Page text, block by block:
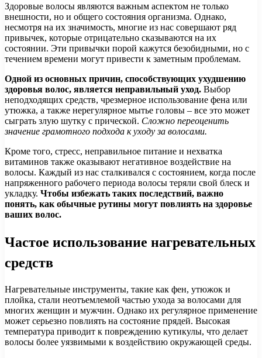
Здоровые волосы являются важным аспектом не только
внешности, но и общего состояния организма. Однако,
несмотря на их значимость, многие из нас совершают ряд
привычек, которые отрицательно сказываются на их
состоянии. Эти привычки порой кажутся безобидными, но с
течением времени могут привести к заметным проблемам.
Одной из основных причин, способствующих ухудшению
здоровья волос, является неправильный уход. Выбор
неподходящих средств, чрезмерное использование фена или
утюжка, а также нерегулярное мытье головы – все это может
сыграть злую шутку с прической. Сложно переоценить
значение грамотного подхода к уходу за волосами.
Кроме того, стресс, неправильное питание и нехватка
витаминов также оказывают негативное воздействие на
волосы. Каждый из нас сталкивался с состоянием, когда после
напряженного рабочего периода волосы теряли свой блеск и
укладку. Чтобы избежать таких последствий, важно
понять, как обычные рутины могут повлиять на здоровье
ваших волос.
Частое использование нагревательных
средств
Нагревательные инструменты, такие как фен, утюжок и
плойка, стали неотъемлемой частью ухода за волосами для
многих женщин и мужчин. Однако их регулярное применение
может серьезно повлиять на состояние прядей. Высокая
температура приводит к повреждению кутикулы, что делает
волосы более уязвимыми к воздействию окружающей среды.